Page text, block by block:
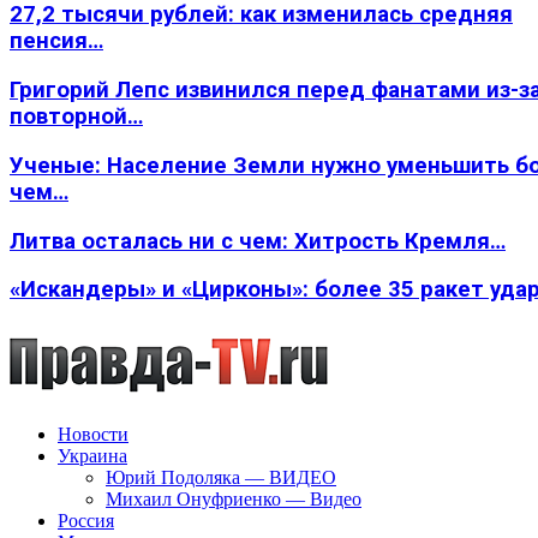
27,2 тысячи рублей: как изменилась средняя
пенсия…
Григорий Лепс извинился перед фанатами из-
повторной…
Ученые: Население Земли нужно уменьшить
чем…
Литва осталась ни с чем: Хитрость Кремля…
«Искандеры» и «Цирконы»: более 35 ракет
Новости
Украина
Юрий Подоляка — ВИДЕО
Михаил Онуфриенко — Видео
Россия